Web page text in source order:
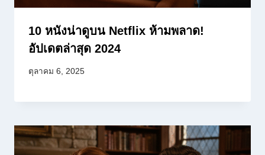
10 หนังน่าดูบน Netflix ห้ามพลาด!
อัปเดตล่าสุด 2024
ตุลาคม 6, 2025